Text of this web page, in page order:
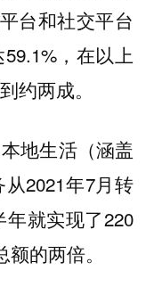
台和社交平台
，在以上
约两成。
地生活（涵盖
2021年7月转
年就实现了220
的两倍。